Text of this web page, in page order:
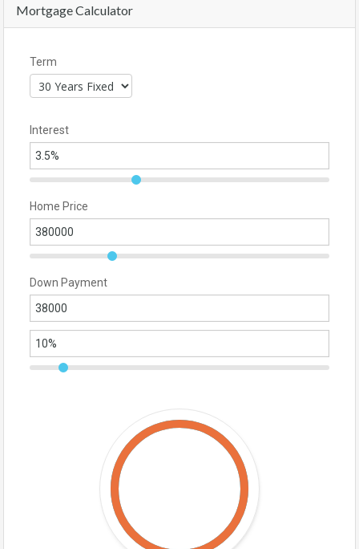
Mortgage Calculator
Term
Interest
Home Price
Down Payment